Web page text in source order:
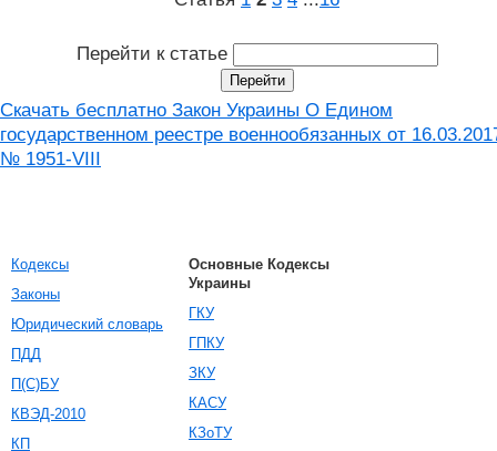
Перейти к статье
Скачать бесплатно Закон Украины О Едином
государственном реестре военнообязанных от
№ 1951-VIII
Кодексы
Законы
Юридический словарь
ПДД
П(С)БУ
КВЭД-2010
КП
Основные Кодексы
Украины
ГКУ
ГПКУ
ЗКУ
КАСУ
КЗоТУ